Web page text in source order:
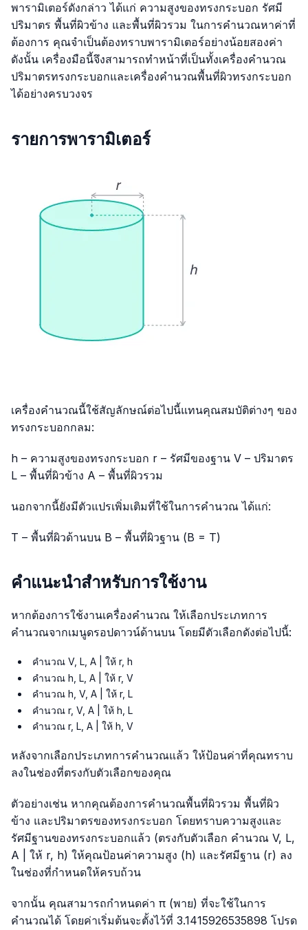
พารามิเตอร์ดังกล่าว ได้แก่ ความสูงของทรงกระบอก รัศมี
ปริมาตร พื้นที่ผิวข้าง และพื้นที่ผิวรวม ในการคำนวณหาค่าที่
ต้องการ คุณจำเป็นต้องทราบพารามิเตอร์อย่างน้อยสองค่า
ดังนั้น เครื่องมือนี้จึงสามารถทำหน้าที่เป็นทั้งเครื่องคำนวณ
ปริมาตรทรงกระบอกและเครื่องคำนวณพื้นที่ผิวทรงกระบอก
ได้อย่างครบวงจร
รายการพารามิเตอร์
เครื่องคำนวณนี้ใช้สัญลักษณ์ต่อไปนี้แทนคุณสมบัติต่างๆ ของ
ทรงกระบอกกลม:
h – ความสูงของทรงกระบอก r – รัศมีของฐาน V – ปริมาตร
L – พื้นที่ผิวข้าง A – พื้นที่ผิวรวม
นอกจากนี้ยังมีตัวแปรเพิ่มเติมที่ใช้ในการคำนวณ ได้แก่:
T – พื้นที่ผิวด้านบน B – พื้นที่ผิวฐาน (B = T)
คำแนะนำสำหรับการใช้งาน
หากต้องการใช้งานเครื่องคำนวณ ให้เลือกประเภทการ
คำนวณจากเมนูดรอปดาวน์ด้านบน โดยมีตัวเลือกดังต่อไปนี้:
คำนวณ V, L, A | ให้ r, h
คำนวณ h, L, A | ให้ r, V
คำนวณ h, V, A | ให้ r, L
คำนวณ r, V, A | ให้ h, L
คำนวณ r, L, A | ให้ h, V
หลังจากเลือกประเภทการคำนวณแล้ว ให้ป้อนค่าที่คุณทราบ
ลงในช่องที่ตรงกับตัวเลือกของคุณ
ตัวอย่างเช่น หากคุณต้องการคำนวณพื้นที่ผิวรวม พื้นที่ผิว
ข้าง และปริมาตรของทรงกระบอก โดยทราบความสูงและ
รัศมีฐานของทรงกระบอกแล้ว (ตรงกับตัวเลือก คำนวณ V, L,
A | ให้ r, h) ให้คุณป้อนค่าความสูง (h) และรัศมีฐาน (r) ลง
ในช่องที่กำหนดให้ครบถ้วน
จากนั้น คุณสามารถกำหนดค่า π (พาย) ที่จะใช้ในการ
คำนวณได้ โดยค่าเริ่มต้นจะตั้งไว้ที่ 3.1415926535898 โปรด